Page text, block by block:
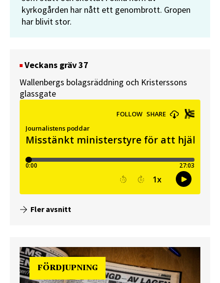
kyrkogården har nått ett genombrott. Gropen
har blivit stor.
Veckans gräv 37
Wallenbergs bolagsräddning och Kristerssons
glassgate
Fler avsnitt
FÖRDJUPNING